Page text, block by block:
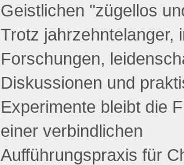
Geistlichen "zügellos
Trotz jahrzehntelanger,
Forschungen,
Diskussionen und
Experimente bleibt die
einer verbindlichen
Aufführungspraxis für